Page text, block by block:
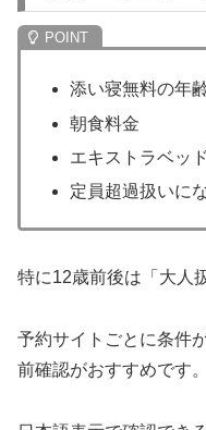
添い寝無料の年
朝食料金
エキストラベッ
定員超過扱いに
特に12歳前後は「大人
予約サイトごとに条件
前確認がおすすめです。